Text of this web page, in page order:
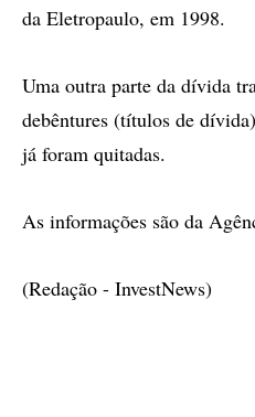
da Eletropaulo, em 1998.
Uma outra parte da dívida
debêntures (títulos de
já foram quitadas.
As informações são da
(Redação - InvestNews)